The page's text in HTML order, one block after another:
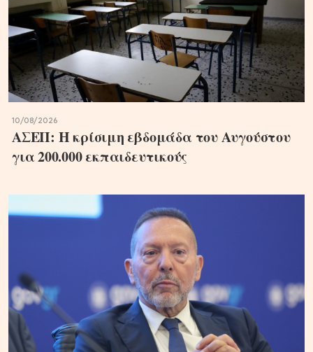
10/08/2026
ΑΣΕΠ: Η κρίσιμη εβδομάδα του Αυγούστου
για 200.000 εκπαιδευτικούς